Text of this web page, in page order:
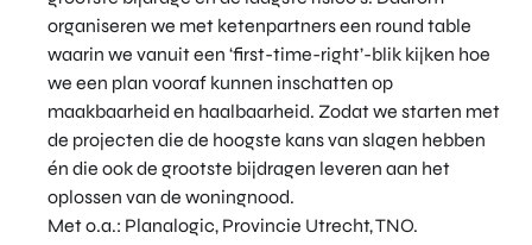
organiseren we met ketenpartners een round table
waarin we vanuit een ‘first-time-right’-blik kijken hoe
we een plan vooraf kunnen inschatten op
maakbaarheid en haalbaarheid. Zodat we starten met
de projecten die de hoogste kans van slagen hebben
én die ook de grootste bijdragen leveren aan het
oplossen van de woningnood.
Met o.a.: Planalogic, Provincie Utrecht, TNO.